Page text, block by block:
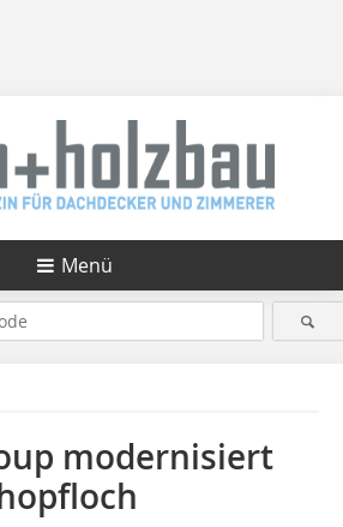
Menü
modernisiert